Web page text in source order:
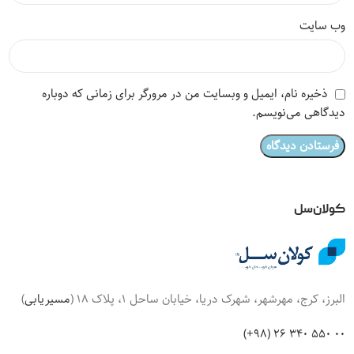
وب‌ سایت
ذخیره نام، ایمیل و وبسایت من در مرورگر برای زمانی که دوباره
دیدگاهی می‌نویسم.
کولان‌سل
البرز، کرج، مهرشهر، شهرک دریا، خیابان ساحل 1، پلاک 18 ( مسیریابی)
00 550 340 26 (98+)